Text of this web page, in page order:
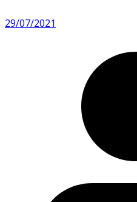
29/07/2021